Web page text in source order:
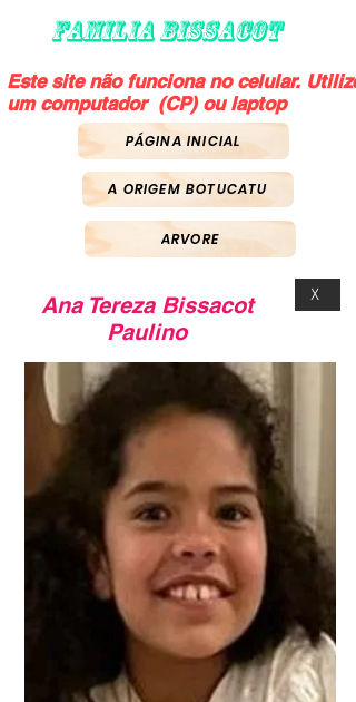
FAMILIA BISSACOT
Este site não funciona no celular. Utilize
um computador (CP) ou laptop
PÁGINA INICIAL
A ORIGEM BOTUCATU
ARVORE
Ana Tereza Bissacot
Paulino
X